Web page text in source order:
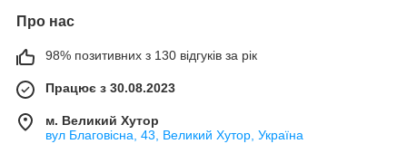
Про нас
98% позитивних з 130 відгуків за рік
Працює з 30.08.2023
м. Великий Хутор
вул Благовісна, 43, Великий Хутор, Україна